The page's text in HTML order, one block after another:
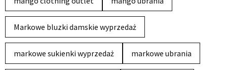
Markowe bluzki damskie wyprzedaż
markowe sukienki wyprzedaż markowe ubrania